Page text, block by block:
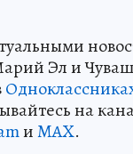
Эл и
на
иMAX.